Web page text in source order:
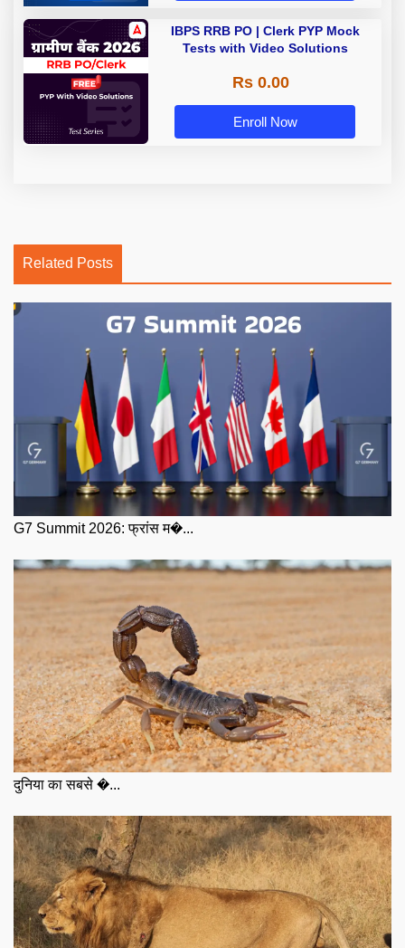
IBPS RRB PO | Clerk PYP Mock
Tests with Video Solutions
Rs 0.00
Enroll Now
Related Posts
G7 Summit 2026: फ्रांस म�...
दुनिया का सबसे �...